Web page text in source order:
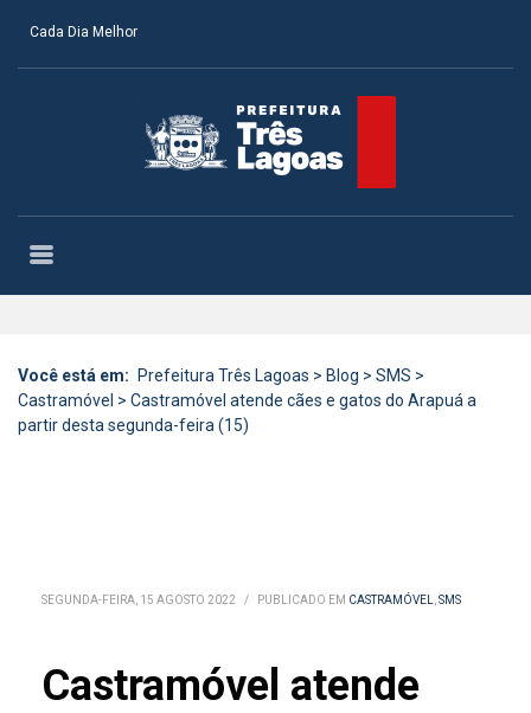
Cada Dia Melhor
Você está em: Prefeitura Três Lagoas > Blog > SMS >
Castramóvel > Castramóvel atende cães e gatos do Arapuá a
partir desta segunda-feira (15)
SEGUNDA-FEIRA, 15 AGOSTO 2022 / PUBLICADO EM CASTRAMÓVEL,SMS
Castramóvel atende